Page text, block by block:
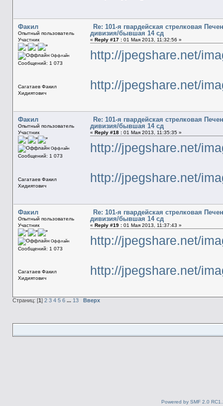
Факил
Опытный пользователь
Участник
Оффлайн
Сообщений: 1 073
Сагатаев Факил
Хидиятович
Re: 101-я гвардейская стрелковая
дивизия/бывшая 14 сд
« Reply #17 :01 Мая 2013, 11:32:56 »
http://jpegshare.net/
http://jpegshare.net/
Факил
Опытный пользователь
Участник
Оффлайн
Сообщений: 1 073
Сагатаев Факил
Хидиятович
Re: 101-я гвардейская стрелковая
дивизия/бывшая 14 сд
« Reply #18 :01 Мая 2013, 11:35:35 »
http://jpegshare.net/
http://jpegshare.net/
Факил
Опытный пользователь
Участник
Оффлайн
Сообщений: 1 073
Сагатаев Факил
Хидиятович
Re: 101-я гвардейская стрелковая
дивизия/бывшая 14 сд
« Reply #19 :01 Мая 2013, 11:37:43 »
http://jpegshare.net/
http://jpegshare.net/
Страниц: [1] 2 3 4 5 6 ... 13 Вверх
Powered by SMF 2.0